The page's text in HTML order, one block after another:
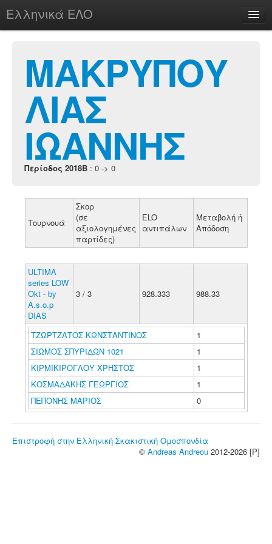
Ελληνικά ΕΛΟ
chesstu.be @ discord
Login
ΜΑΚΡΥΠΟΥ
ΛΙΑΣ
ΙΩΑΝΝΗΣ
Περίοδος 2018B : 0 -> 0
Τουρνουά
Σκορ
(σε
αξιολογημένες
παρτίδες)
ELO
αντιπάλων
Μεταβολή ή
Απόδοση
ULTIMA
series LOW
Okt - by
A.s.o.p
DIAS
3 / 3 928.333 988.33
ΤΖΩΡΤΖΑΤΟΣ ΚΩΝΣΤΑΝΤΙΝΟΣ
1
ΣΙΩΜΟΣ ΣΠΥΡΙΔΩΝ 1021
1
ΚΙΡΜΙΚΙΡΟΓΛΟΥ ΧΡΗΣΤΟΣ
1
ΚΟΣΜΑΔΑΚΗΣ ΓΕΩΡΓΙΟΣ
1
ΠΕΠΟΝΗΣ ΜΑΡΙΟΣ
0
Επιστροφή στην Ελληνική Σκακιστική Ομοσπονδία
© Andreas Andreou 2012-2026 [P]